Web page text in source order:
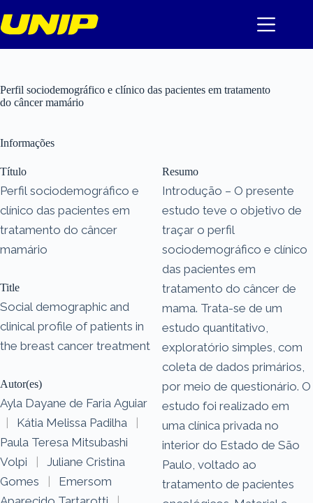
para
o
Perfil sociodemográfico e clínico das pacientes em tratamento
do câncer mamário
Informações
Título
Perfil sociodemográfico e
clínico das pacientes em
tratamento do câncer
mamário
Title
Social demographic and
clinical profile of patients in
the breast cancer treatment
Autor(es)
Ayla Dayane de Faria Aguiar
|
Kátia Melissa Padilha
|
Paula Teresa Mitsubashi
Volpi
|
Juliane Cristina
Gomes
|
Emersom
Resumo
Introdução – O presente
estudo teve o objetivo de
traçar o perfil
sociodemográfico e clínico
das pacientes em
tratamento do câncer de
mama. Trata-se de um
estudo quantitativo,
exploratório simples, com
coleta de dados primários,
por meio de questionário. O
estudo foi realizado em
uma clínica privada no
interior do Estado de São
Paulo, voltado ao
tratamento de pacientes